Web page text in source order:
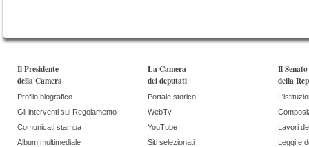
Il Presidente
della Camera
Profilo biografico
Gli interventi sul Regolamento
Comunicati stampa
Album multimediale
La Camera
dei deputati
Portale storico
WebTv
YouTube
Siti selezionati
Il Senato
della
Lavori
Leggi e